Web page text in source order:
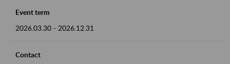
Event term
2026.03.30 - 2026.12.31
Contact